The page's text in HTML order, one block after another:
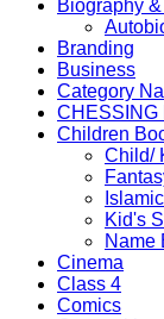
Biography
Branding
Business
Category
CHESSING
Children
Child/
Kid's
Name
Cinema
Class 4
Comics